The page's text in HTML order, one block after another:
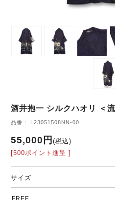
酒井抱一 シルクハオリ ＜
品番： L23051508NN-00
55,000円(税込)
[500ポイント進呈 ]
サイズ
FREE